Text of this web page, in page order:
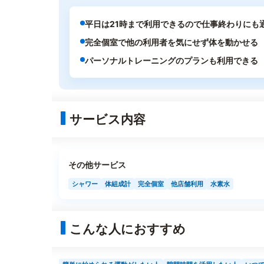
平日は21時まで利用できるので仕事終わりにも
完全個室で他の利用者を気にせず体を動かせる
パーソナルトレーニングのプランも利用できる
サービス内容
その他サービス
シャワー 体組成計 完全個室 他店舗利用 水素水
こんな人におすすめ